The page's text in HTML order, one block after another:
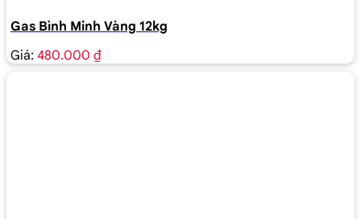
Gas Bình Minh Vàng 12kg
Giá: 480.000 ₫